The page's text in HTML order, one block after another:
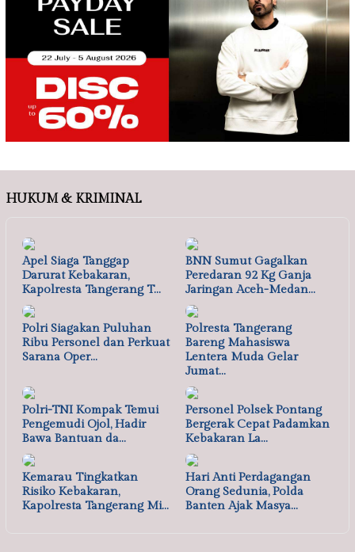
HUKUM & KRIMINAL
Apel Siaga Tanggap
Darurat Kebakaran,
Kapolresta Tangerang T…
BNN Sumut Gagalkan
Peredaran 92 Kg Ganja
Jaringan Aceh-Medan…
Polri Siagakan Puluhan
Ribu Personel dan Perkuat
Sarana Oper…
Polresta Tangerang
Bareng Mahasiswa
Lentera Muda Gelar
Jumat…
Polri-TNI Kompak Temui
Pengemudi Ojol, Hadir
Bawa Bantuan da…
Personel Polsek Pontang
Bergerak Cepat Padamkan
Kebakaran La…
Kemarau Tingkatkan
Risiko Kebakaran,
Kapolresta Tangerang Mi…
Hari Anti Perdagangan
Orang Sedunia, Polda
Banten Ajak Masya…